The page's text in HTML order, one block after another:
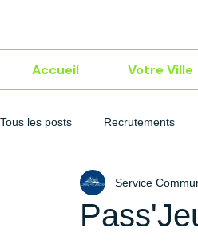
Accueil Votre Ville
Tous les posts Recrutements
Service